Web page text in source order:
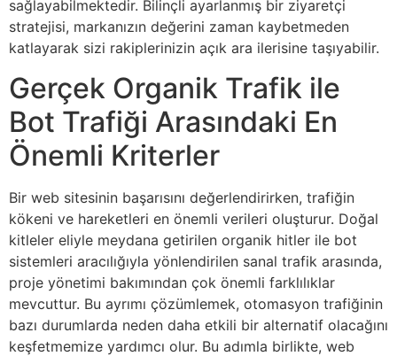
sağlayabilmektedir. Bilinçli ayarlanmış bir ziyaretçi
stratejisi, markanızın değerini zaman kaybetmeden
katlayarak sizi rakiplerinizin açık ara ilerisine taşıyabilir.
Gerçek Organik Trafik ile
Bot Trafiği Arasındaki En
Önemli Kriterler
Bir web sitesinin başarısını değerlendirirken, trafiğin
kökeni ve hareketleri en önemli verileri oluşturur. Doğal
kitleler eliyle meydana getirilen organik hitler ile bot
sistemleri aracılığıyla yönlendirilen sanal trafik arasında,
proje yönetimi bakımından çok önemli farklılıklar
mevcuttur. Bu ayrımı çözümlemek, otomasyon trafiğinin
bazı durumlarda neden daha etkili bir alternatif olacağını
keşfetmemize yardımcı olur. Bu adımla birlikte, web